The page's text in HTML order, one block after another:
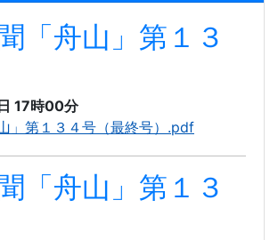
「舟山」第１３
17時00分
」第１３４号（最終号）.pdf
「舟山」第１３